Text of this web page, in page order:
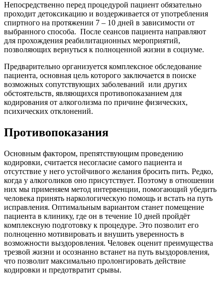
Непосредственно перед процедурой пациент обязательно
проходит детоксикацию и воздерживается от употребления
спиртного на протяжении 7 – 10 дней в зависимости от
выбранного способа. После сеансов пациента направляют
для прохождения реабилитационных мероприятий,
позволяющих вернуться к полноценной жизни в социуме.
Предварительно организуется комплексное обследование
пациента, основная цель которого заключается в поиске
возможных сопутствующих заболеваний или других
обстоятельств, являющихся противопоказанием для
кодирования от алкоголизма по причине физических,
психических отклонений.
Противопоказания
Основным фактором, препятствующим проведению
кодировки, считается несогласие самого пациента и
отсутствие у него устойчивого желания бросить пить. Редко,
когда у алкоголиков оно присутствует. Поэтому в отношении
них мы применяем метод интервенции, помогающий убедить
человека принять наркологическую помощь и встать на путь
исправления. Оптимальным вариантом станет помещение
пациента в клинику, где он в течение 10 дней пройдёт
комплексную подготовку к процедуре. Это позволит его
полноценно мотивировать и внушить уверенность в
возможности выздоровления. Человек оценит преимущества
трезвой жизни и осознанно встанет на путь выздоровления,
что позволит максимально пролонгировать действие
кодировки и предотвратит срывы.